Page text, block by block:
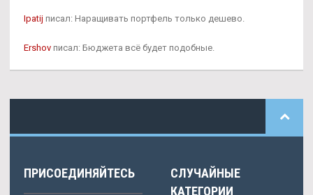
Ipatij писал: Наращивать портфель только дешево.
Ershov писал: Бюджета всё будет подобные.
ПРИСОЕДИНЯЙТЕСЬ
СЛУЧАЙНЫЕ
КАТЕГОРИИ